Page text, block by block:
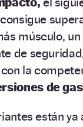
músculo, un
de
la
de
están